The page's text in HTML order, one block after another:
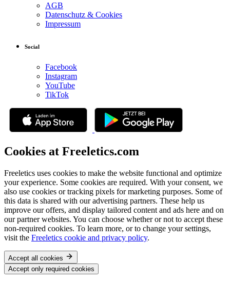
AGB
Datenschutz & Cookies
Impressum
Social
Facebook
Instagram
YouTube
TikTok
Cookies at Freeletics.com
Freeletics uses cookies to make the website functional and optimize
your experience. Some cookies are required. With your consent, we
also use cookies or tracking pixels for marketing purposes. Some of
this data is shared with our advertising partners. These help us
improve our offers, and display tailored content and ads here and on
our partner websites. You can choose whether or not to accept these
non-required cookies. To learn more, or to change your settings,
visit the Freeletics cookie and privacy policy.
Accept all cookies
Accept only required cookies